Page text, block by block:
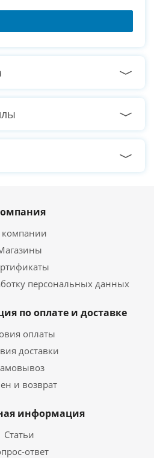
память
512 ГБ
Intel HD Graphics
Встроенная
SMA
система
персональных данных
по оплате и доставке
оплаты
доставки
и возврат
информация
Статьи
ответ